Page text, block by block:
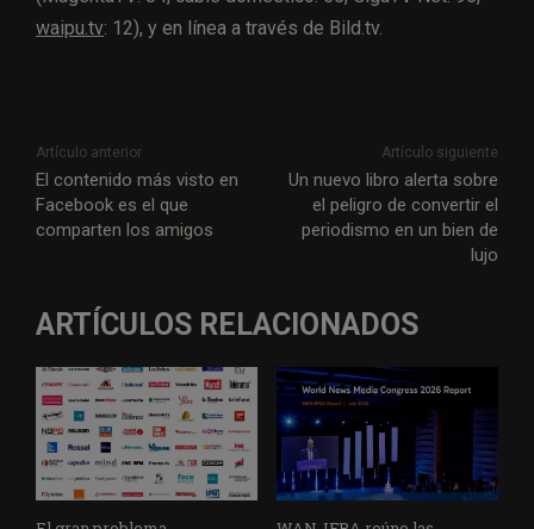
waipu.tv: 12), y en línea a través de Bild.tv.
Artículo anterior
El contenido más visto en
Facebook es el que
comparten los amigos
Artículo siguiente
Un nuevo libro alerta sobre
el peligro de convertir el
periodismo en un bien de
lujo
ARTÍCULOS RELACIONADOS